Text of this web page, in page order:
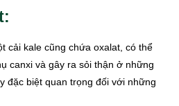
cải kale cũng chứa oxalat, có thể
canxi và gây ra sỏi thận ở những
đặc biệt quan trọng đối với những